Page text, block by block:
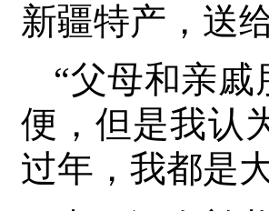
新疆特产，送
“父母和亲
便，但是我认
过年，我都是